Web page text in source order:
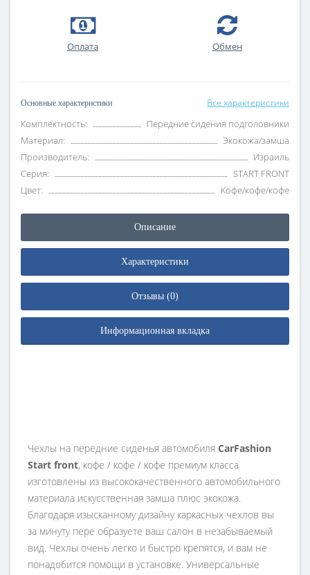
Оплата Обмен
Основные характеристики Все характеристики
Комплектность:
Передние сидения подголовники
Материал:
Экокожа/замша
Производитель:
Израиль
Серия:
START FRONT
Цвет:
Кофе/кофе/кофе
Описание
Характеристики
Отзывы (0)
Информационная вкладка
Чехлы на передние сиденья автомобиля CarFashion
Start front, кофе / кофе / кофе премиум класса
изготовлены из высококачественного автомобильного
материала искусственная замша плюс экокожа.
Благодаря изысканному дизайну каркасных чехлов вы
за минуту пере образуете ваш салон в незабываемый
вид. Чехлы очень легко и быстро крепятся, и вам не
понадобится помощи в установке. Универсальные